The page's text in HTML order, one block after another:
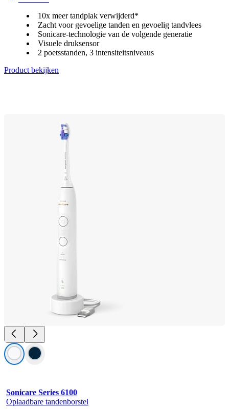
10x meer tandplak verwijderd*
Zacht voor gevoelige tanden en gevoelig tandvlees
Sonicare-technologie van de volgende generatie
Visuele druksensor
2 poetsstanden, 3 intensiteitsniveaus
Product bekijken
Sonicare Series 6100
Oplaadbare tandenborstel